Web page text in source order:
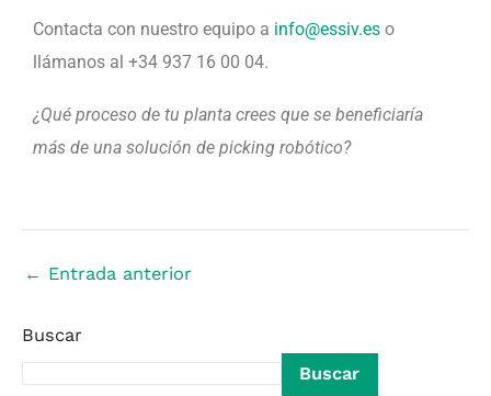
Contacta con nuestro equipo a info@essiv.es o
llámanos al +34 937 16 00 04.
¿Qué proceso de tu planta crees que se beneficiaría
más de una solución de picking robótico?
← Entrada anterior
Buscar
Buscar